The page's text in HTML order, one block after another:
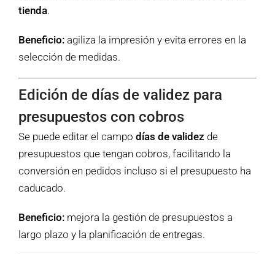
tienda.
Beneficio: agiliza la impresión y evita errores en la
selección de medidas.
Edición de días de validez para
presupuestos con cobros
Se puede editar el campo días de validez de
presupuestos que tengan cobros, facilitando la
conversión en pedidos incluso si el presupuesto ha
caducado.
Beneficio: mejora la gestión de presupuestos a
largo plazo y la planificación de entregas.